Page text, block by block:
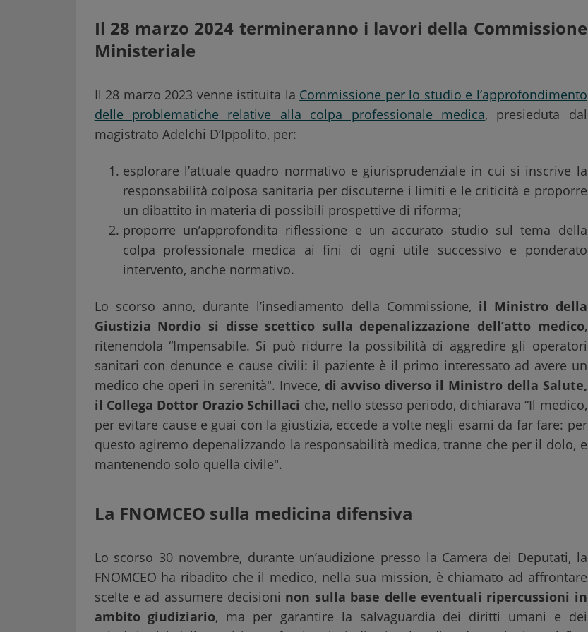
Il 28 marzo 2024 termineranno i lavori della Commissione
Ministeriale
Il 28 marzo 2023 venne istituita la Commissione per lo studio e l’approfondimento
delle problematiche relative alla colpa professionale medica, presieduta dal
magistrato Adelchi D’Ippolito, per:
esplorare l’attuale quadro normativo e giurisprudenziale in cui si inscrive la
responsabilità colposa sanitaria per discuterne i limiti e le criticità e proporre
un dibattito in materia di possibili prospettive di riforma;
proporre un’approfondita riflessione e un accurato studio sul tema della
colpa professionale medica ai fini di ogni utile successivo e ponderato
intervento, anche normativo.
Lo scorso anno, durante l’insediamento della Commissione, il Ministro della
Giustizia Nordio si disse scettico sulla depenalizzazione dell’atto medico,
ritenendola “Impensabile. Si può ridurre la possibilità di aggredire gli operatori
sanitari con denunce e cause civili: il paziente è il primo interessato ad avere un
medico che operi in serenità". Invece, di avviso diverso il Ministro della Salute,
il Collega Dottor Orazio Schillaci che, nello stesso periodo, dichiarava “Il medico,
per evitare cause e guai con la giustizia, eccede a volte negli esami da far fare: per
questo agiremo depenalizzando la responsabilità medica, tranne che per il dolo, e
mantenendo solo quella civile".
La FNOMCEO sulla medicina difensiva
Lo scorso 30 novembre, durante un’audizione presso la Camera dei Deputati, la
FNOMCEO ha ribadito che il medico, nella sua mission, è chiamato ad affrontare
scelte e ad assumere decisioni non sulla base delle eventuali ripercussioni in
ambito giudiziario, ma per garantire la salvaguardia dei diritti umani e dei